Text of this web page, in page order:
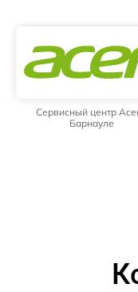
Сервисный центр
Барнауле